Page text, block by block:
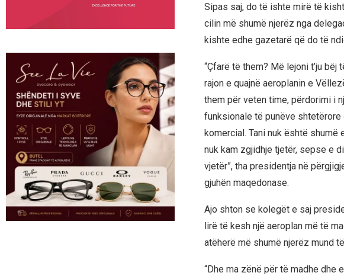
Sipas saj, do të ishte mirë të
cilin më shumë njerëz nga
kishte edhe gazetarë që do të
“Çfarë të them? Më lejoni t’ju
rajon e quajnë aeroplanin e
them për veten time, përdorimi i
funksionale të punëve
komercial. Tani nuk është
nuk kam zgjidhje tjetër, sepse e
vjetër”, tha presidentja në
gjuhën maqedonase.
Ajo shton se kolegët e saj
lirë të kesh një aeroplan më të
atëherë më shumë njerëz mund
“Dhe ma zënë për të madhe dhe